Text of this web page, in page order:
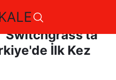
Fox, Bir
İlk Kez